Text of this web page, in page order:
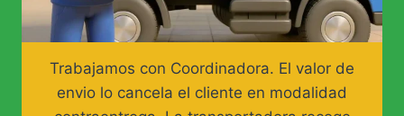
Trabajamos con Coordinadora. El valor de
envio lo cancela el cliente en modalidad